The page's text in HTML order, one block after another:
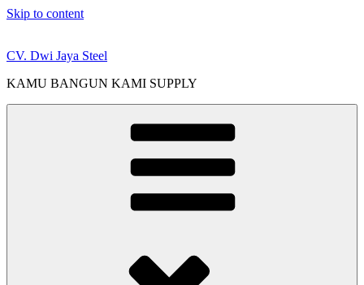
Skip to content
CV. Dwi Jaya Steel
KAMU BANGUN KAMI SUPPLY